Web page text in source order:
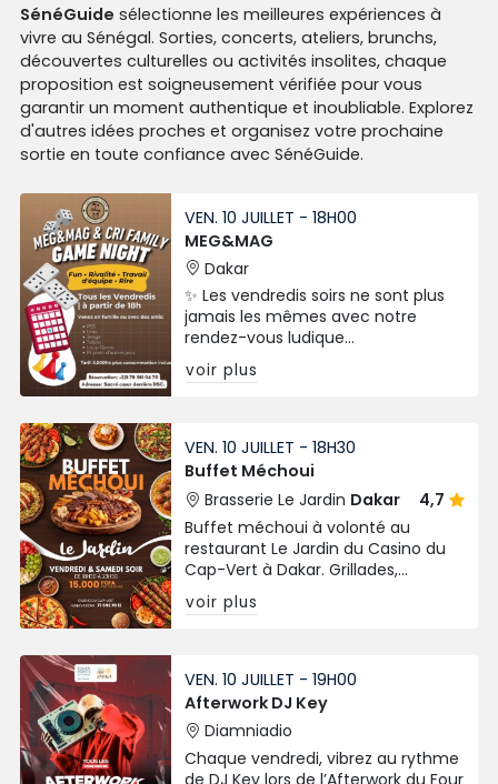
SénéGuide sélectionne les meilleures expériences à
vivre au Sénégal. Sorties, concerts, ateliers, brunchs,
découvertes culturelles ou activités insolites, chaque
proposition est soigneusement vérifiée pour vous
garantir un moment authentique et inoubliable. Explorez
d'autres idées proches et organisez votre prochaine
sortie en toute confiance avec SénéGuide.
VEN. 10 JUILLET - 18H00
MEG&MAG
Dakar
✨ Les vendredis soirs ne sont plus
jamais les mêmes avec notre
rendez-vous ludique
incontournable.
voir plus
VEN. 10 JUILLET - 18H30
Buffet Méchoui
Brasserie Le Jardin Dakar
4,7
Buffet méchoui à volonté au
restaurant Le Jardin du Casino du
Cap-Vert à Dakar. Grillades,
spécialités variées chaque vendredi
et samedi soir.
voir plus
VEN. 10 JUILLET - 19H00
Afterwork DJ Key
Diamniadio
Chaque vendredi, vibrez au rythme
de DJ Key lors de l’Afterwork du Four